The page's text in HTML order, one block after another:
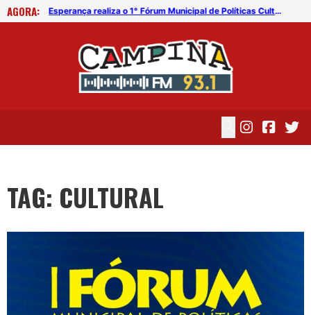
AGORA:
Esperança realiza o 1° Fórum Municipal de Políticas Culturais Esperança realiza o 1° Fórum Municipal de Políticas Culturais
TAG: CULTURAL